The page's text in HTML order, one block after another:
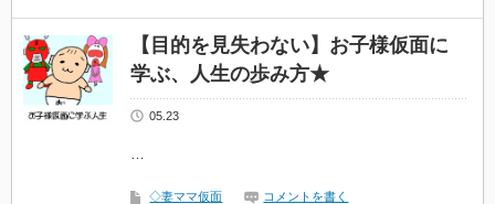
【目的を見失わない】お子様仮面に
学ぶ、人生の歩み方★
05.23
…
◇妻ママ仮面 コメントを書く